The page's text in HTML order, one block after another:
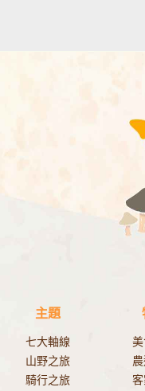
主題
七大軸線
山野之旅
騎行之旅